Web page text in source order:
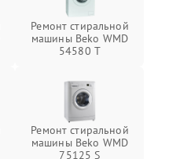
Ремонт стиральной
машины Beko WMD
54580 T
Ремонт стиральной
машины Beko WMD
75125 S